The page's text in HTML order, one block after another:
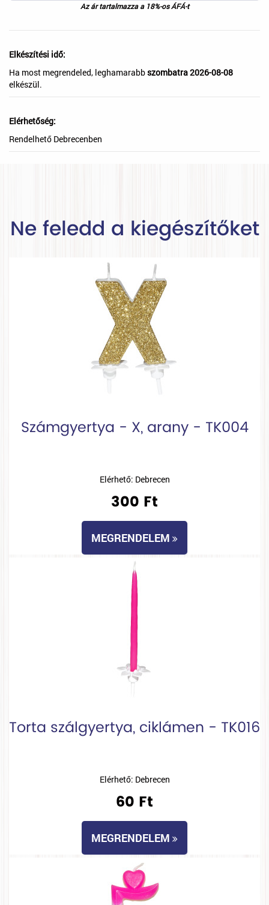
Az ár tartalmazza a 18%-os ÁFÁ-t
Elkészítési idő:
Ha most megrendeled, leghamarabbszombatra 2026-08-08
elkészül.
Elérhetőség:
Rendelhető Debrecenben
Ne feledd a kiegészítőket
Számgyertya - X, arany - TK004
Elérhető: Debrecen
300 Ft
MEGRENDELEM
Torta szálgyertya, ciklámen - TK016
Elérhető: Debrecen
60 Ft
MEGRENDELEM